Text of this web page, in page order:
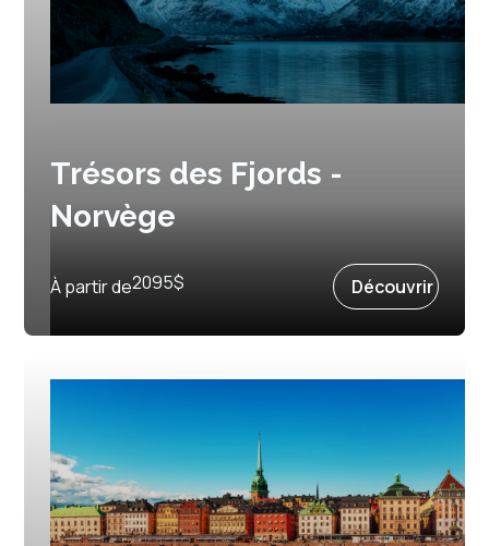
Trésors des Fjords -
Norvège
23 mai 2026
À partir de2095$ Découvrir